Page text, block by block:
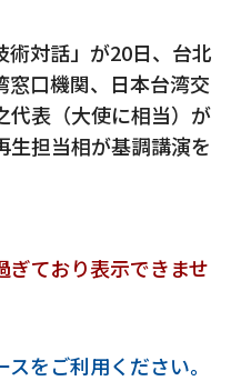
術対話」が20日、台北
窓口機関、日本台湾交
代表（大使に相当）が
生担当相が基調講演を
ぎており表示できませ
をご利用ください。